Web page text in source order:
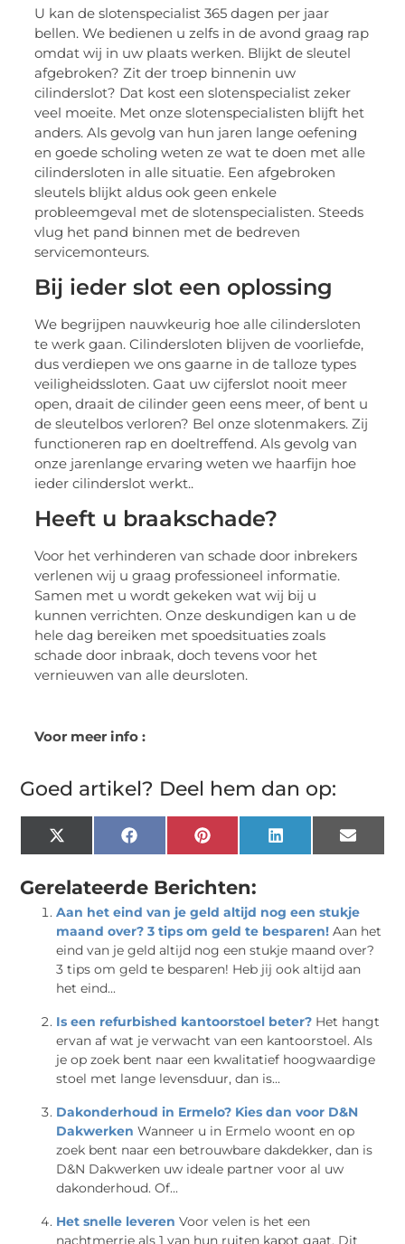
U kan de slotenspecialist 365 dagen per jaar
bellen. We bedienen u zelfs in de avond graag rap
omdat wij in uw plaats werken. Blijkt de sleutel
afgebroken? Zit der troep binnenin uw
cilinderslot? Dat kost een slotenspecialist zeker
veel moeite. Met onze slotenspecialisten blijft het
anders. Als gevolg van hun jaren lange oefening
en goede scholing weten ze wat te doen met alle
cilindersloten in alle situatie. Een afgebroken
sleutels blijkt aldus ook geen enkele
probleemgeval met de slotenspecialisten. Steeds
vlug het pand binnen met de bedreven
servicemonteurs.
Bij ieder slot een oplossing
We begrijpen nauwkeurig hoe alle cilindersloten
te werk gaan. Cilindersloten blijven de voorliefde,
dus verdiepen we ons gaarne in de talloze types
veiligheidssloten. Gaat uw cijferslot nooit meer
open, draait de cilinder geen eens meer, of bent u
de sleutelbos verloren? Bel onze slotenmakers. Zij
functioneren rap en doeltreffend. Als gevolg van
onze jarenlange ervaring weten we haarfijn hoe
ieder cilinderslot werkt..
Heeft u braakschade?
Voor het verhinderen van schade door inbrekers
verlenen wij u graag professioneel informatie.
Samen met u wordt gekeken wat wij bij u
kunnen verrichten. Onze deskundigen kan u de
hele dag bereiken met spoedsituaties zoals
schade door inbraak, doch tevens voor het
vernieuwen van alle deursloten.
Voor meer info :
Goed artikel? Deel hem dan op:
X
(Twitter)
FacebookPinterestLinkedInEmail
Gerelateerde Berichten:
Aan het eind van je geld altijd nog een stukje
maand over? 3 tips om geld te besparen! Aan het
eind van je geld altijd nog een stukje maand over?
3 tips om geld te besparen! Heb jij ook altijd aan
het eind...
Is een refurbished kantoorstoel beter? Het hangt
ervan af wat je verwacht van een kantoorstoel. Als
je op zoek bent naar een kwalitatief hoogwaardige
stoel met lange levensduur, dan is...
Dakonderhoud in Ermelo? Kies dan voor D&N
Dakwerken Wanneer u in Ermelo woont en op
zoek bent naar een betrouwbare dakdekker, dan is
D&N Dakwerken uw ideale partner voor al uw
dakonderhoud. Of...
Het snelle leveren Voor velen is het een
nachtmerrie als 1 van hun ruiten kapot gaat. Dit